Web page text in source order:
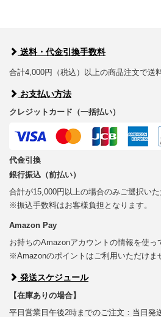
送料・代金引換手数料
合計4,000円（税込）以上の商品注文で送
お支払い方法
クレジットカード（一括払い）
代金引換
銀行振込（前払い）
合計が15,000円以上の場合のみご選択いた
※振込手数料はお客様負担となります。
Amazon Pay
お持ちのAmazonアカウントの情報を使っ
※Amazonのポイントはご利用いただけま
発送スケジュール
【在庫ありの場合】
平日営業日午後2時までのご注文：当日発